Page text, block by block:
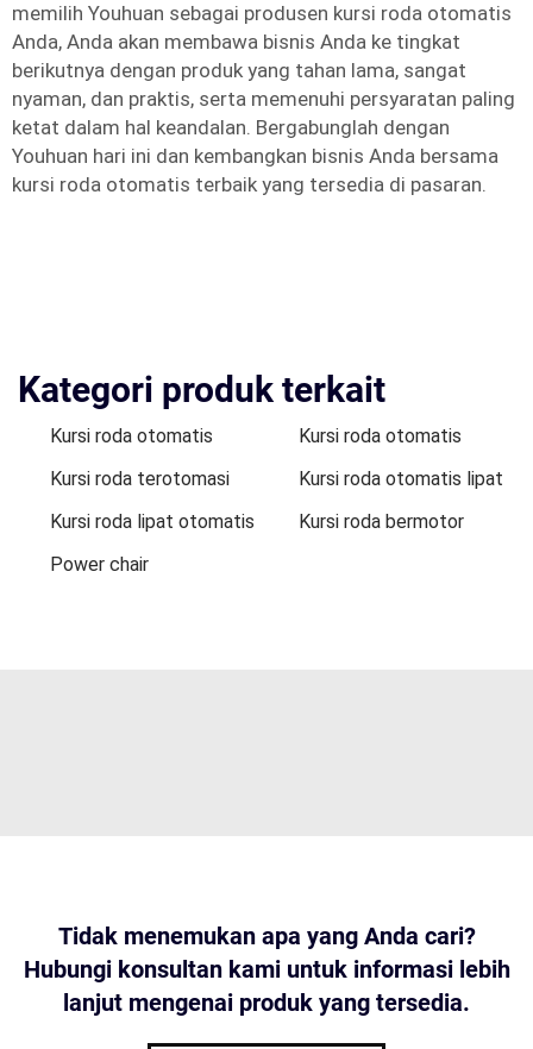
memilih Youhuan sebagai produsen kursi roda otomatis
Anda, Anda akan membawa bisnis Anda ke tingkat
berikutnya dengan produk yang tahan lama, sangat
nyaman, dan praktis, serta memenuhi persyaratan paling
ketat dalam hal keandalan. Bergabunglah dengan
Youhuan hari ini dan kembangkan bisnis Anda bersama
kursi roda otomatis terbaik yang tersedia di pasaran.
Kategori produk terkait
Kursi roda otomatis
Kursi roda otomatis
Kursi roda terotomasi
Kursi roda otomatis lipat
Kursi roda lipat otomatis
Kursi roda bermotor
Power chair
Tidak menemukan apa yang Anda cari?
Hubungi konsultan kami untuk informasi lebih
lanjut mengenai produk yang tersedia.